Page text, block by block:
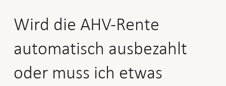
Wird die AHV-Rente
automatisch ausbezahlt
oder muss ich etwas